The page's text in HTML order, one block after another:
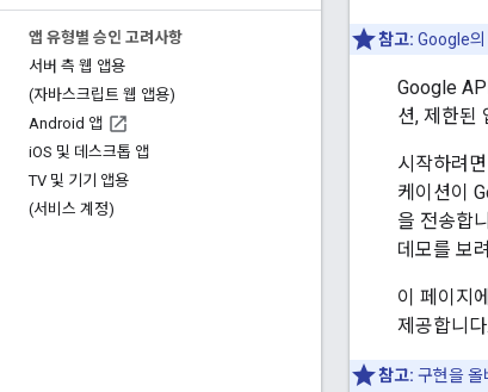
앱 유형별 승인 고려사항
서버 측 웹 앱용
(자바스크립트 웹 앱용)
Android 앱
iOS 및 데스크톱 앱
TV 및 기기 앱용
(서비스 계정)
참고: Google
Google
션, 제한된
시작하려면
케이션이
을 전송합
데모를 보
이 페이지
제공합니
참고: 구현을